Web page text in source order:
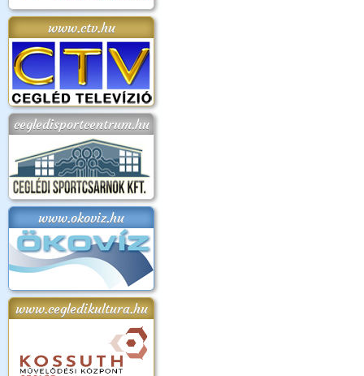
www.ctv.hu
cegledisportcentrum.hu
www.okoviz.hu
www.cegledikultura.hu
2018.
Kossuth Toborzó
Ünnepély
Szent István Ünnepe